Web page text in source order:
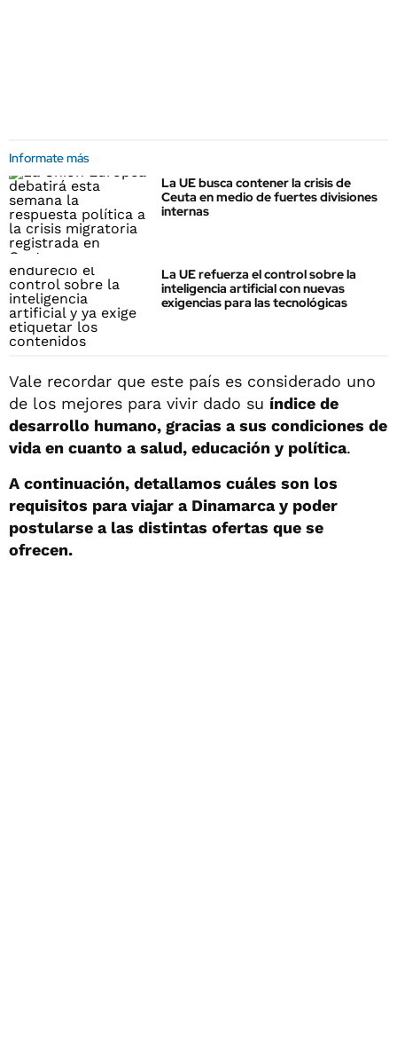
Informate más
La UE busca contener la crisis de
Ceuta en medio de fuertes divisiones
internas
La UE refuerza el control sobre la
inteligencia artificial con nuevas
exigencias para las tecnológicas
Vale recordar que este país es considerado uno
de los mejores para vivir dado su índice de
desarrollo humano, gracias a sus condiciones de
vida en cuanto a salud, educación y política.
A continuación, detallamos cuáles son los
requisitos para viajar a Dinamarca y poder
postularse a las distintas ofertas que se
ofrecen.